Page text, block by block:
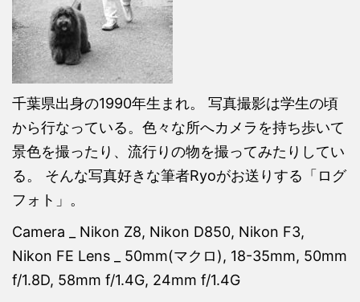
千葉県出身の1990年生まれ。 写真撮影は学生の頃
から行なっている。色々な所へカメラを持ち歩いて
景色を撮ったり、流行りの物を撮ってみたりしてい
る。 そんな写真好きな筆者Ryoがお送りする「ログ
フォト」。
Camera _ Nikon Z8, Nikon D850, Nikon F3,
Nikon FE Lens _ 50mm(マクロ), 18-35mm, 50mm
f/1.8D, 58mm f/1.4G, 24mm f/1.4G